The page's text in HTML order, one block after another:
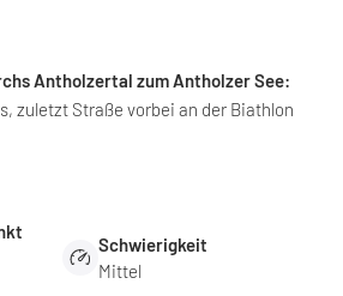
Antholzertal zum Antholzer See:
zuletzt Straße vorbei an der Biathlon
Schwierigkeit
Mittel